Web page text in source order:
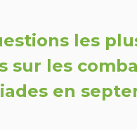
les
sur les
en